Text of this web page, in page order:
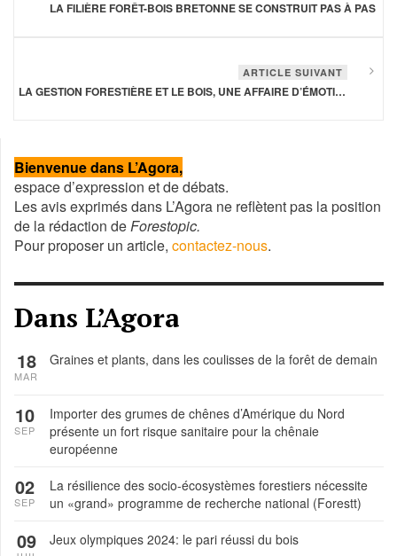
LA FILIÈRE FORÊT-BOIS BRETONNE SE CONSTRUIT PAS À PAS
ARTICLE SUIVANT
LA GESTION FORESTIÈRE ET LE BOIS, UNE AFFAIRE D’ÉMOTIONS ET DE SCIENCES HUMAINES ET SOCIALES!
Bienvenue dans L’Agora,
espace d’expression et de débats.
Les avis exprimés dans L’Agora ne reflètent pas la position
de la rédaction deForestopic.
Pour proposer un article, contactez-nous.
Dans L’Agora
Graines et plants, dans les coulisses de la forêt de demain
18
MAR
Importer des grumes de chênes d’Amérique du Nord
présente un fort risque sanitaire pour la chênaie
européenne
10
SEP
La résilience des socio-écosystèmes forestiers nécessite
un «grand» programme de recherche national (Forestt)
02
SEP
Jeux olympiques 2024: le pari réussi du bois
09